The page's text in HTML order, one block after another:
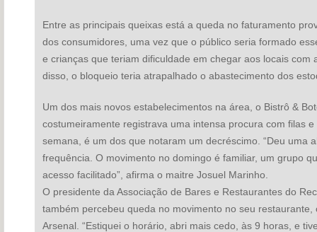
Entre as principais queixas está a queda no faturamento
dos consumidores, uma vez que o público seria formado
e crianças que teriam dificuldade em chegar aos locais com
disso, o bloqueio teria atrapalhado o abastecimento dos
Um dos mais novos estabelecimentos na área, o Bistrô &
costumeiramente registrava uma intensa procura com filas
semana, é um dos que notaram um decréscimo. “Deu uma
frequência. O movimento no domingo é familiar, um grupo
acesso facilitado”, afirma o maitre Josuel Marinho.
O presidente da Associação de Bares e Restaurantes do
também percebeu queda no movimento no seu
Arsenal. “Estiquei o horário, abri mais cedo, às 9 horas, e